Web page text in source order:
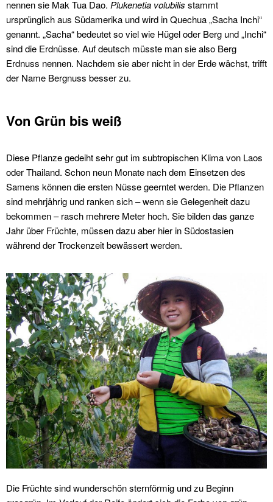
nennen sie Mak Tua Dao. Plukenetia volubilis stammt
ursprünglich aus Südamerika und wird in Quechua „Sacha Inchi“
genannt. „Sacha“ bedeutet so viel wie Hügel oder Berg und „Inchi“
sind die Erdnüsse. Auf deutsch müsste man sie also Berg
Erdnuss nennen. Nachdem sie aber nicht in der Erde wächst, trifft
der Name Bergnuss besser zu.
Von Grün bis weiß
Diese Pflanze gedeiht sehr gut im subtropischen Klima von Laos
oder Thailand. Schon neun Monate nach dem Einsetzen des
Samens können die ersten Nüsse geerntet werden. Die Pflanzen
sind mehrjährig und ranken sich – wenn sie Gelegenheit dazu
bekommen – rasch mehrere Meter hoch. Sie bilden das ganze
Jahr über Früchte, müssen dazu aber hier in Südostasien
während der Trockenzeit bewässert werden.
Die Früchte sind wunderschön sternförmig und zu Beginn